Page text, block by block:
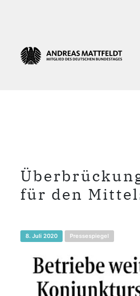
für den
8. Juli 2020 Pressespiegel